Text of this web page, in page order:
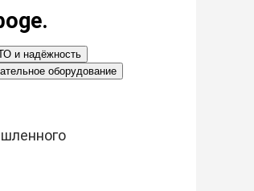
и надёжность
оборудование